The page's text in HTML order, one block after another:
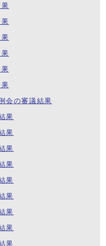
会の審議結果
果
果
果
果
果
果
果
果
果